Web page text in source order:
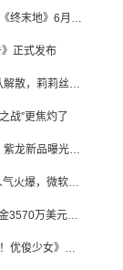
仅苹果谷歌商店半年吸金超8亿，《终末地》6月份收入显著回暖
正式发布
腾讯曝百亿收购案，《辉烬》团队解散，莉莉丝新作曝光｜陀螺周报
战”更焦灼了
三七网易Avia放假看世界杯决赛，紫龙新品曝光，米哈游新作上线 | 陀螺周报
暑期档新作扎堆，BW2026全球人气火爆，微软XBOX大裁员|陀螺周报
《皮克敏 Bloom》2026上半年吸金3570万美元，中国台湾成最大市场
出海首年营收超1亿美元，《闪耀！优俊少女》美国市场占比达七成